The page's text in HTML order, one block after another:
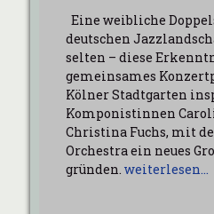
Eine weibliche
deutschen
selten – diese
gemeinsames
Kölner Stadtgarten
Komponistinnen
Christina Fuchs, mit
Orchestra ein neues
gründen. weiterlesen…